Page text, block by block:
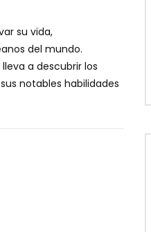
su vida,
del mundo.
a descubrir los
notables habilidades